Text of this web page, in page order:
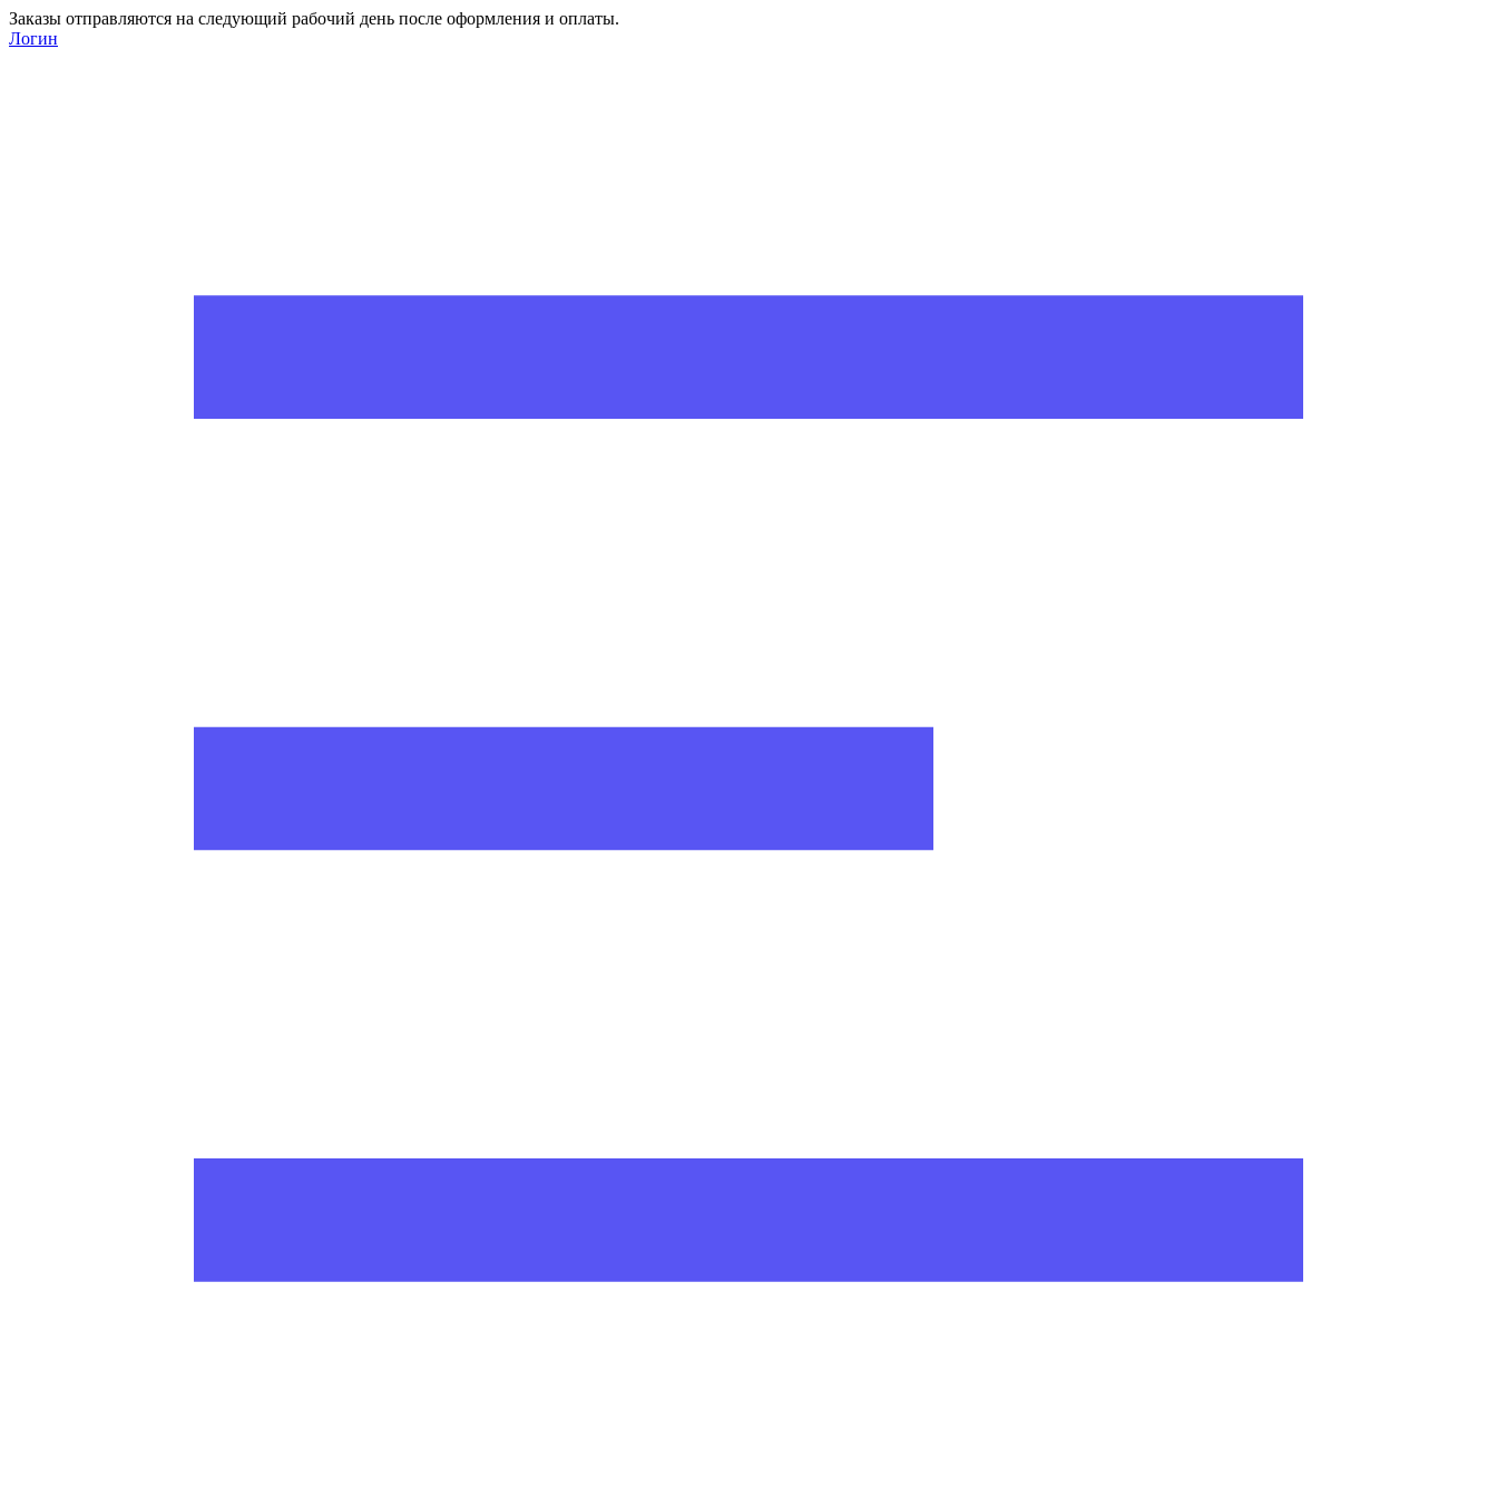
Заказы отправляются на следующий рабочий день после оформления и оплаты.
Логин